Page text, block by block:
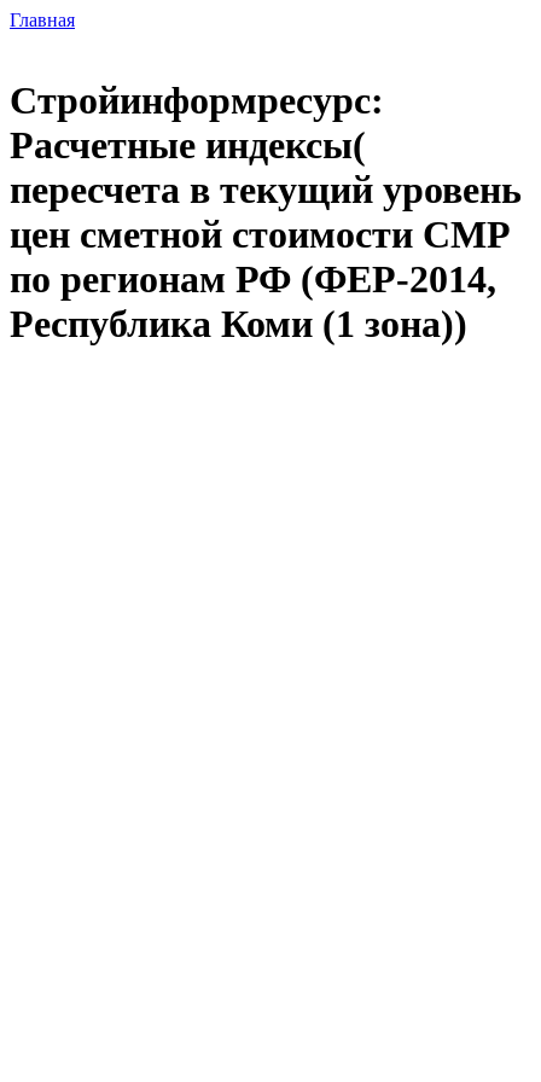
Главная
Стройинформресурс:
Расчетные индексы(
пересчета в текущий уровень
цен сметной стоимости СМР
по регионам РФ (ФЕР-2014,
Республика Коми (1 зона))